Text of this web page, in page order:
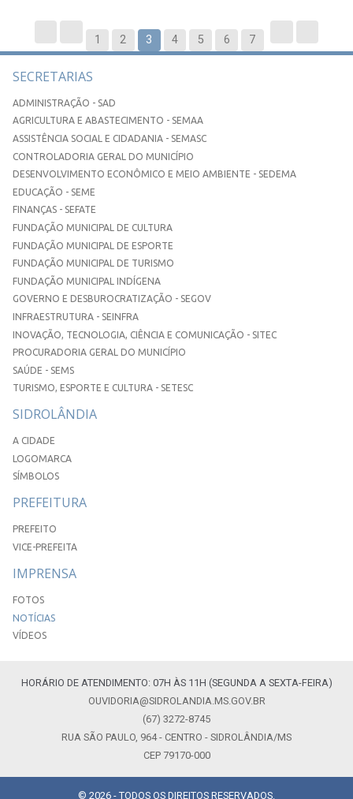
1 2 3 4 5 6 7
SECRETARIAS
ADMINISTRAÇÃO - SAD
AGRICULTURA E ABASTECIMENTO - SEMAA
ASSISTÊNCIA SOCIAL E CIDADANIA - SEMASC
CONTROLADORIA GERAL DO MUNICÍPIO
DESENVOLVIMENTO ECONÔMICO E MEIO AMBIENTE - SEDEMA
EDUCAÇÃO - SEME
FINANÇAS - SEFATE
FUNDAÇÃO MUNICIPAL DE CULTURA
FUNDAÇÃO MUNICIPAL DE ESPORTE
FUNDAÇÃO MUNICIPAL DE TURISMO
FUNDAÇÃO MUNICIPAL INDÍGENA
GOVERNO E DESBUROCRATIZAÇÃO - SEGOV
INFRAESTRUTURA - SEINFRA
INOVAÇÃO, TECNOLOGIA, CIÊNCIA E COMUNICAÇÃO - SITEC
PROCURADORIA GERAL DO MUNICÍPIO
SAÚDE - SEMS
TURISMO, ESPORTE E CULTURA - SETESC
SIDROLÂNDIA
A CIDADE
LOGOMARCA
SÍMBOLOS
PREFEITURA
PREFEITO
VICE-PREFEITA
IMPRENSA
FOTOS
NOTÍCIAS
VÍDEOS
HORÁRIO DE ATENDIMENTO: 07H ÀS 11H (SEGUNDA A SEXTA-FEIRA)
OUVIDORIA@SIDROLANDIA.MS.GOV.BR
(67) 3272-8745
RUA SÃO PAULO, 964 - CENTRO - SIDROLÂNDIA/MS
CEP 79170-000
© 2026 - TODOS OS DIREITOS RESERVADOS.